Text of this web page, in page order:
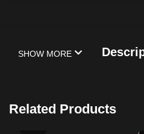
SHOW MORE
Related Products